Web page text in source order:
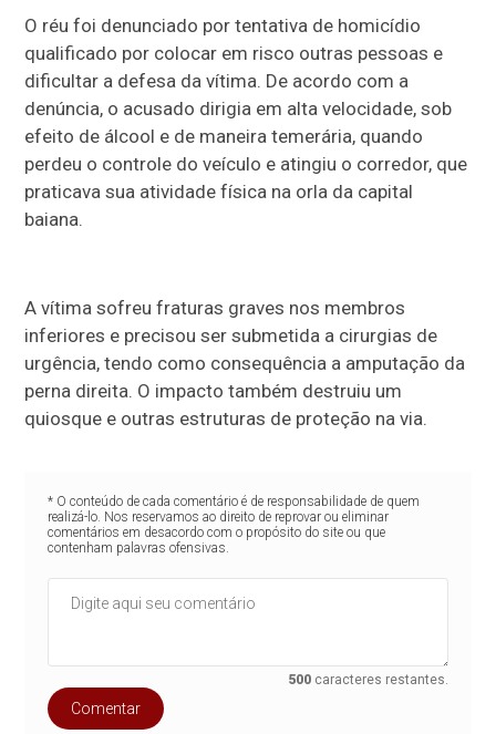
O réu foi denunciado por tentativa de homicídio
qualificado por colocar em risco outras pessoas e
dificultar a defesa da vítima. De acordo com a
denúncia, o acusado dirigia em alta velocidade, sob
efeito de álcool e de maneira temerária, quando
perdeu o controle do veículo e atingiu o corredor, que
praticava sua atividade física na orla da capital
baiana.
A vítima sofreu fraturas graves nos membros
inferiores e precisou ser submetida a cirurgias de
urgência, tendo como consequência a amputação da
perna direita. O impacto também destruiu um
quiosque e outras estruturas de proteção na via.
* O conteúdo de cada comentário é de responsabilidade de quem
realizá-lo. Nos reservamos ao direito de reprovar ou eliminar
comentários em desacordo com o propósito do site ou que
contenham palavras ofensivas.
500 caracteres restantes.
Comentar